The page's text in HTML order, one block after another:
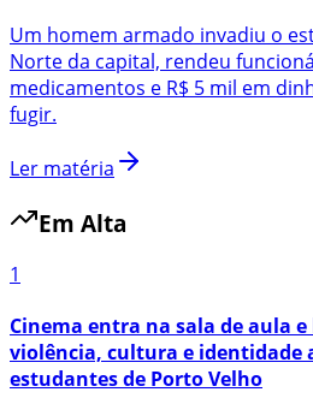
Um homem armado invadiu o
Norte da capital, rendeu
medicamentos e R$ 5 mil em
fugir.
Ler matéria
Em Alta
1
Cinema entra na sala de aula
violência, cultura e identidade
estudantes de Porto Velho